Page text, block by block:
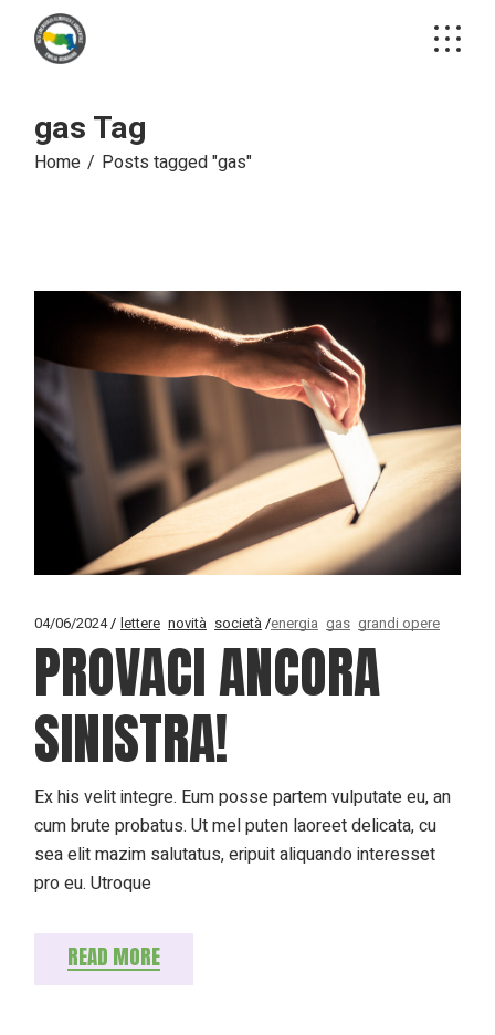
content
gas Tag
Home Posts tagged "gas"
04/06/2024 lettere novità società energia gas grandi opere
PROVACI ANCORA
SINISTRA!
Ex his velit integre. Eum posse partem vulputate eu, an
cum brute probatus. Ut mel puten laoreet delicata, cu
sea elit mazim salutatus, eripuit aliquando interesset
pro eu. Utroque
READ MORE